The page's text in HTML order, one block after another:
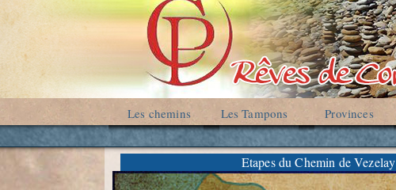
Etapes du Chemin de Vezelay
Les chemins Les Tampons Provinces